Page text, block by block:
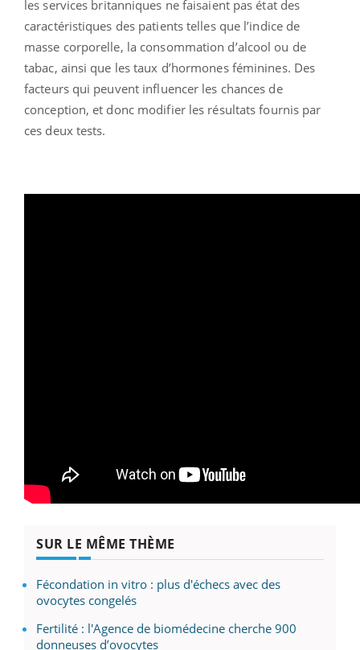
les services britanniques ne faisaient pas état des
caractéristiques des patients telles que l’indice de
masse corporelle, la consommation d’alcool ou de
tabac, ainsi que les taux d’hormones féminines. Des
facteurs qui peuvent influencer les chances de
conception, et donc modifier les résultats fournis par
ces deux tests.
SUR LE MÊME THÈME
Fécondation in vitro : plus d'échecs avec des
ovocytes congelés
Fertilité : l'Agence de biomédecine cherche 900
donneuses d’ovocytes